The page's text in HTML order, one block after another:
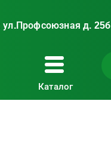
ул.Профсоюзная д. 25б
Каталог